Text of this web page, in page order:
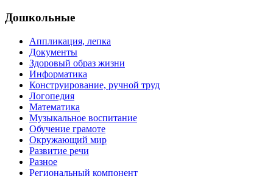
Дошкольные
Аппликация, лепка
Документы
Здоровый образ жизни
Информатика
Конструирование, ручной труд
Логопедия
Математика
Музыкальное воспитание
Обучение грамоте
Окружающий мир
Развитие речи
Разное
Региональный компонент